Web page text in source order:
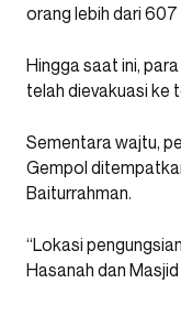
orang lebih dari 607
Hingga saat ini,
telah dievakuasi ke
Sementara wajtu,
Gempol
Baiturrahman.
“Lokasi
Hasanah dan